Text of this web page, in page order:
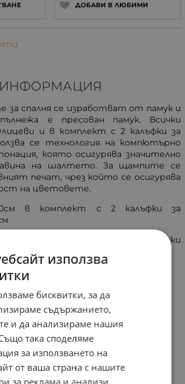
ДОБАВИ В ЛЮБИМИ
ИНФОРМАЦИЯ
за спалня се изработват от памук и
е пресован памук. Всички
и в комплект с 2 калъфки за
се технология на компютърно
която осигурява значително
на шалтето. За щампите се
печат, чрез който се осигурява
на цветовете.
в комплект с 2 калъфки за
пране при 30°С и ниски
използва
бисквитки, за да
съдържанието,
и да анализираме нашия
така споделяме
за използването на
от ваша страна с нашите
за реклама и анализи,